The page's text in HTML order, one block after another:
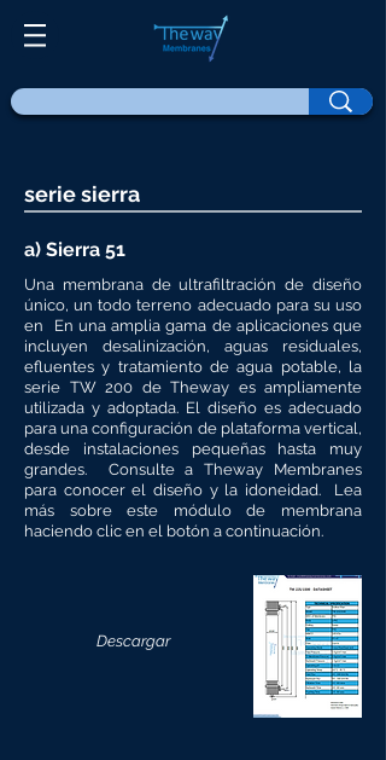
serie sierra
a) Sierra 51
Una membrana de ultrafiltración de diseño
único, un todo terreno adecuado para su uso
en En una amplia gama de aplicaciones que
incluyen desalinización, aguas residuales,
efluentes y tratamiento de agua potable, la
serie TW 200 de Theway es ampliamente
utilizada y adoptada. El diseño es adecuado
para una configuración de plataforma vertical,
desde instalaciones pequeñas hasta muy
grandes. Consulte a Theway Membranes
para conocer el diseño y la idoneidad. Lea
más sobre este módulo de membrana
haciendo clic en el botón a continuación.
Descargar